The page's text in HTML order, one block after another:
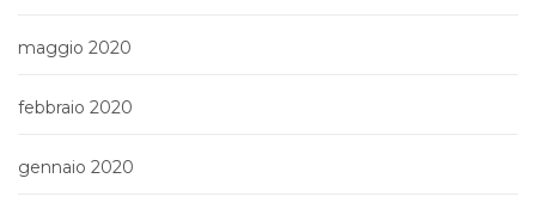
maggio 2020
febbraio 2020
gennaio 2020